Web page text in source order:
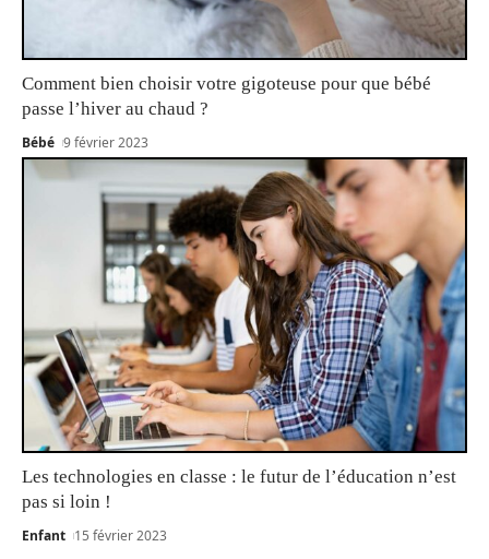
Comment bien choisir votre gigoteuse pour que bébé
passe l’hiver au chaud ?
Bébé 9 février 2023
Les technologies en classe : le futur de l’éducation n’est
pas si loin !
Enfant 15 février 2023